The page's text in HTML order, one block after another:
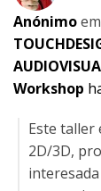
Anónimo
Workshop
Este taller
2D/3D,